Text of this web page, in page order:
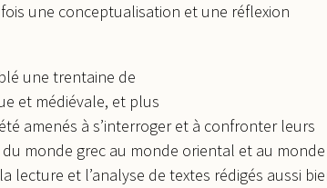
une conceptualisation et une réflexion
une trentaine de
et médiévale, et plus
amenés à s’interroger et à confronter leurs
monde grec au monde oriental et au monde
et l’analyse de textes rédigés aussi